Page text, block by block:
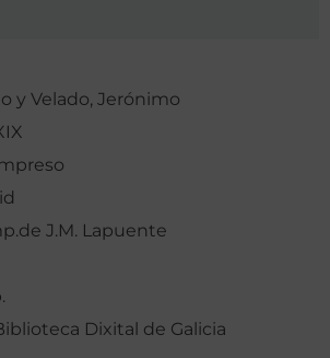
y Velado, Jerónimo
J.M. Lapuente
Dixital de Galicia